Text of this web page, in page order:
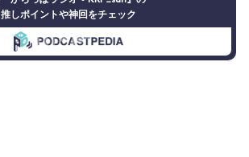
推しポイントや神回をチェック